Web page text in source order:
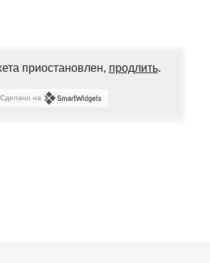
приостановлен, продлить.
Сделано на